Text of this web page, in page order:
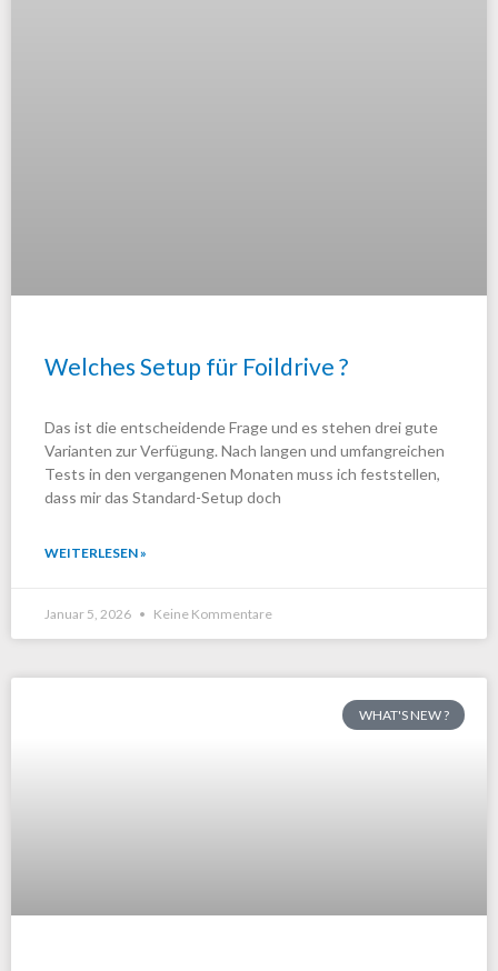
Welches Setup für Foildrive ?
Das ist die entscheidende Frage und es stehen drei gute
Varianten zur Verfügung. Nach langen und umfangreichen
Tests in den vergangenen Monaten muss ich feststellen,
dass mir das Standard-Setup doch
WEITERLESEN »
Januar 5, 2026 Keine Kommentare
WHAT'S NEW ?